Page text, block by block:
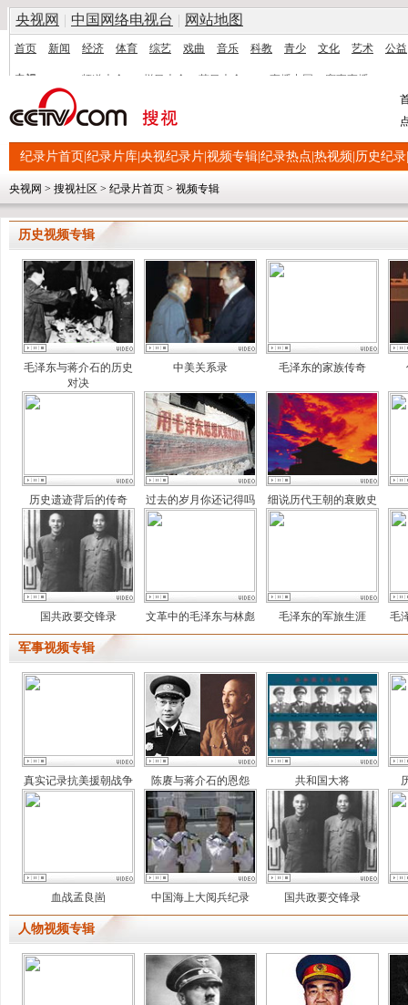
纪录片首页 纪录片库 央视纪录片 视频专辑 纪录热点 热视频 历史纪录
央视网 > 搜视社区 > 纪录片首页 > 视频专辑
历史视频专辑
毛泽东与蒋介石的历史
对决
中美关系录 毛泽东的家族传奇
历史遗迹背后的传奇 过去的岁月你还记得吗 细说历代王朝的衰败史
国共政要交锋录 文革中的毛泽东与林彪 毛泽东的军旅生涯 毛
军事视频专辑
真实记录抗美援朝战争 陈赓与蒋介石的恩怨 共和国大将
血战孟良崮 中国海上大阅兵纪录 国共政要交锋录
人物视频专辑